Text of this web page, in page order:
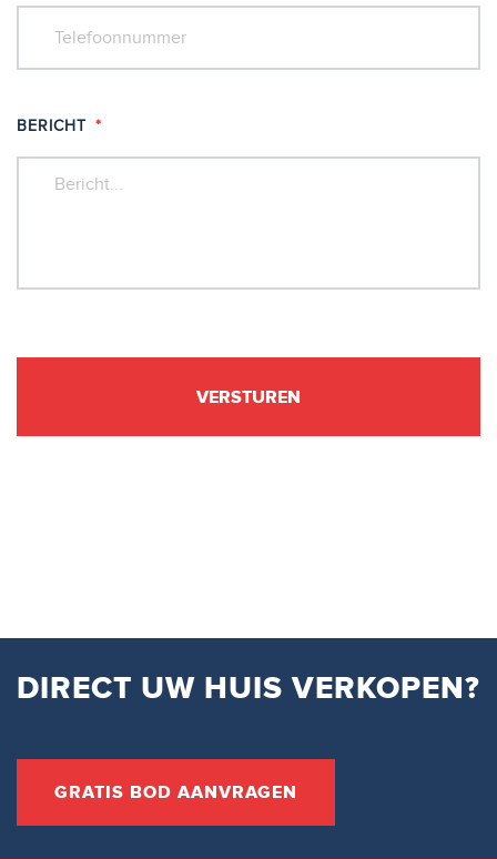
BERICHT *
DIRECT UW HUIS VERKOPEN?
GRATIS BOD AANVRAGEN